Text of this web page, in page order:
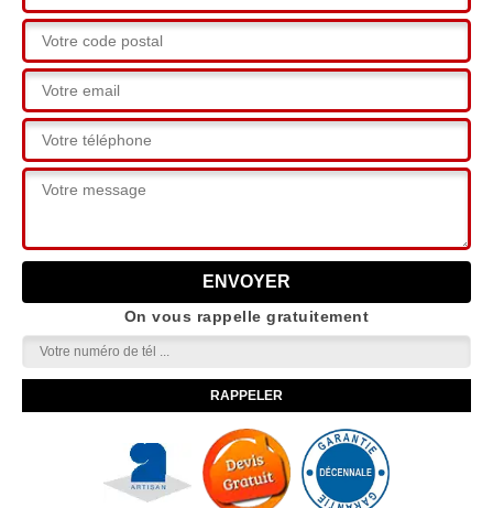
On vous rappelle gratuitement